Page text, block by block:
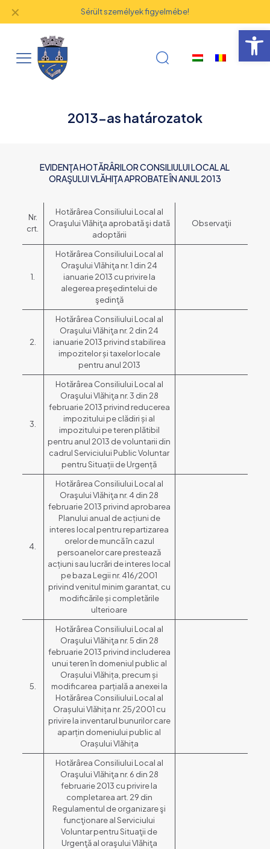
Sérült személyek figyelmébe!
✕
2013-as határozatok
EVIDENŢA HOTĂRÂRILOR CONSILIULUI LOCAL AL
ORAŞULUI VLĂHIŢA APROBATE ÎN ANUL 2013
Nr.
crt.
Hotărârea Consiliului Local al
Oraşului Vlăhiţa aprobată şi dată
adoptării
Observaţii
1.
Hotărârea Consiliului Local al
Oraşului Vlăhiţa nr. 1 din 24
ianuarie 2013 cu privire la
alegerea preşedintelui de
şedinţă
2.
Hotărârea Consiliului Local al
Oraşului Vlăhiţa nr. 2 din 24
ianuarie 2013 privind stabilirea
impozitelor și taxelor locale
pentru anul 2013
3.
Hotărârea Consiliului Local al
Oraşului Vlăhiţa nr. 3 din 28
februarie 2013 privind reducerea
impozitului pe clădiri și al
impozitului pe teren plătibil
pentru anul 2013 de voluntarii din
cadrul Serviciului Public Voluntar
pentru Situații de Urgență
4.
Hotărârea Consiliului Local al
Oraşului Vlăhiţa nr. 4 din 28
februarie 2013 privind aprobarea
Planului anual de acțiuni de
interes local pentru repartizarea
orelor de muncă în cazul
persoanelor care prestează
acțiuni sau lucrări de interes local
pe baza Legii nr. 416/2001
privind venitul minim garantat, cu
modificările și completările
ulterioare
5.
Hotărârea Consiliului Local al
Oraşului Vlăhiţa nr. 5 din 28
februarie 2013 privind includerea
unui teren în domeniul public al
Orașului Vlăhița, precum și
modificarea parțială a anexei la
Hotărârea Consiliului Local al
Orașului Vlăhița nr. 25/2001 cu
privire la inventarul bunurilor care
aparțin domeniului public al
Orașului Vlăhița
Hotărârea Consiliului Local al
Oraşului Vlăhiţa nr. 6 din 28
februarie 2013 cu privire la
completarea art. 29 din
Regulamentul de organizare şi
funcţionare al Serviciului
Voluntar pentru Situaţii de
Urgenţă al oraşului Vlăhiţa